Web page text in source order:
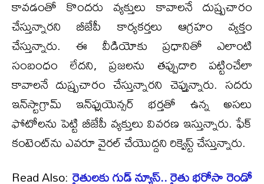
కావ‌డంతో కొంద‌రు వ్య‌క్తులు కావాల‌నే దుష్ప్ర‌చారం
చేస్తున్నార‌ని బీజేపీ కార్య‌క‌ర్తలు ఆగ్ర‌హం వ్య‌క్తం
చేస్తున్నారు. ఈ వీడియోకు ప్రధానితో ఎలాంటి
సంబంధం లేద‌ని, ప్ర‌జ‌ల‌ను త‌ప్పుదారి ప‌ట్టించేలా
కావాల‌నే దుష్ప్ర‌చారం చేస్తున్నార‌ని చెప్తున్నారు. స‌ద‌రు
ఇన్‌స్టాగ్రామ్ ఇన్‌ఫ్లుయెన్స‌ర్ భ‌ర్త‌తో ఉన్న అస‌లు
ఫోటోల‌ను పెట్టి బీజేపీ వ్య‌క్తులు వివ‌ర‌ణ ఇస్తున్నారు. ఫేక్
కంటెంట్‌ను ఎవ‌రూ వైర‌ల్ చేయొద్ద‌ని రిక్వెస్ట్ చేస్తున్నారు.
Read Also: రైతుల‌కు గుడ్ న్యూస్‌.. రైతు భ‌రోసా రెండో